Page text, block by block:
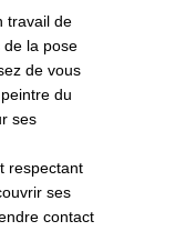
travail de
de la pose
de vous
du
ses
respectant
ses
contact